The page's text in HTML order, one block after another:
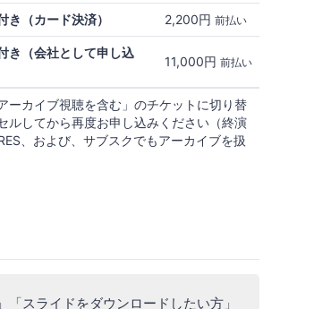
き（カード決済） 2,200円 前払い
き（会社として申し込
11,000円 前払い
ーカイブ視聴を含む」のチケットに切り替
ルしてから再度お申し込みください（終演
、および、サブスクでもアーカイブを扱
スライドをダウンロードしたい方」